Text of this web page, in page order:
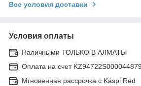
Все условия доставки
Условия оплаты
Наличными ТОЛЬКО В АЛМАТЫ
Оплата на счет
Мгновенная рассрочка с Kaspi Red